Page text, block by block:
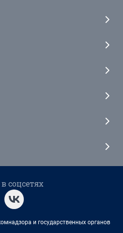
соцсетях
и государственных органов